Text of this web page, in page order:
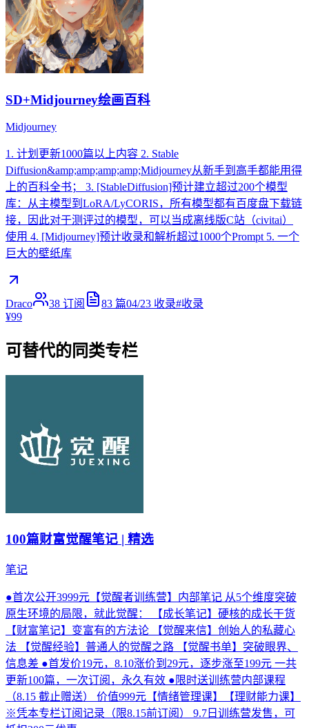
SD+Midjourney绘画百科
Midjourney
1. 计划更新1000篇以上内容 2. Stable
Diffusion&amp;amp;amp;amp;Midjourney从新手到高手都能用得
上的百科全书； 3. [StableDiffusion]预计建立超过200个模型
库：从主模型到LoRA/LyCORIS，所有模型都有百度盘下载链
接，因此对于测评过的模型，可以当成离线版C站（civitai）
使用 4. [Midjourney]预计收录和解析超过1000个Prompt 5. 一个
巨大的壁纸库
Draco 38 订阅 83 篇04/23 收录#收录
¥99
可替代的同类专栏
100篇财富觉醒笔记 | 精选
笔记
●首次公开3999元【觉醒者训练营】内部笔记 从5个维度突破
原生环境的局限，就此觉醒： 【成长笔记】硬核的成长干货
【财富笔记】变富有的方法论 【觉醒来信】创始人的私藏心
法 【觉醒经验】普通人的觉醒之路 【觉醒书单】突破眼界、
信息差 ●首发价19元，8.10涨价到29元，逐步涨至199元 一共
更新100篇，一次订阅，永久有效 ●限时送训练营内部课程
（8.15 截止赠送） 价值999元【情绪管理课】【理财能力课】
※凭本专栏订阅记录（限8.15前订阅） 9.7日训练营发售，可